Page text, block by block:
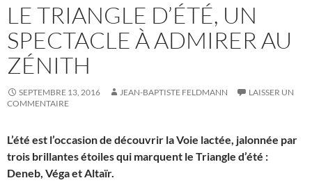
LE TRIANGLE D’ÉTÉ, UN
SPECTACLE À ADMIRER AU
ZÉNITH
SEPTEMBRE 13, 2016 JEAN-BAPTISTE FELDMANN
LAISSER UN
COMMENTAIRE
L’été est l’occasion de découvrir la Voie lactée, jalonnée par
trois brillantes étoiles qui marquent le Triangle d’été :
Deneb, Véga et Altaïr.